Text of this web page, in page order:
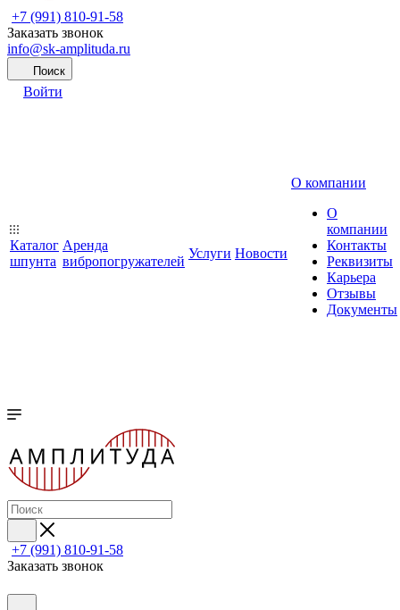
+7 (991) 810-91-58
Заказать звонок
info@sk-amplituda.ru
Поиск
Войти
Каталог
шпунта
Аренда
вибропогружателей
Услуги Новости
О компании
О
компании
Контакты
Реквизиты
Карьера
Отзывы
Документы
+7 (991) 810-91-58
Заказать звонок